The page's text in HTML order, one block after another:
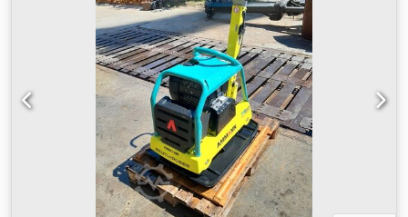
travail) : 1 000 mm Hauteur de la poignée (en position de
transport) : 1 500 mm Largeur de la machine :
450 / 600 / 750 mm Moteur : Hatz Supra 1D50S Carburant :
diesel Puissance du moteur (tr/min) : 7 kW à 3 200 tr/min
Fréquence de vibration maximale : 70 Hz Cjdpfxszkz Tks
Aqljrf Force centrifuge maximale : 50 kN Capacité de
pente : 36 % Amplitude : 1,7 mm